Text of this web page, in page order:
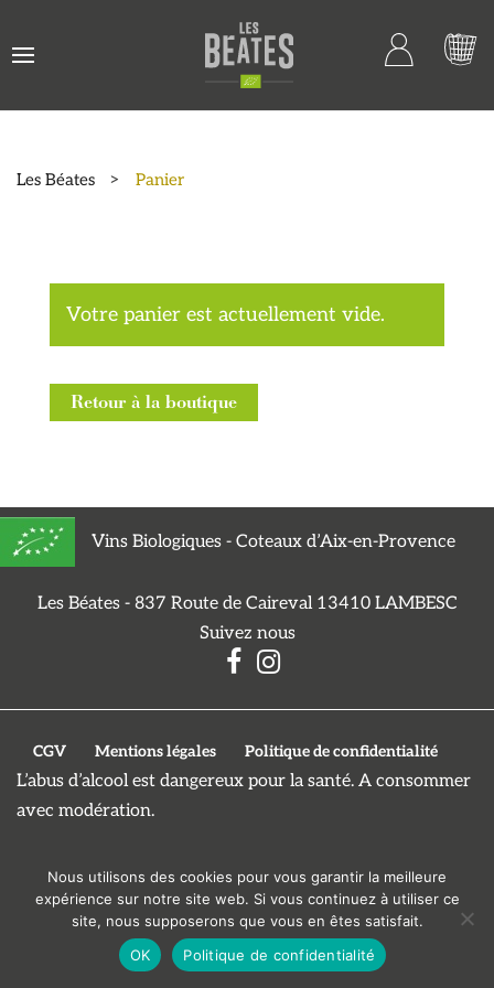
Les Béates > Panier
Votre panier est actuellement vide.
Retour à la boutique
Vins Biologiques - Coteaux d’Aix-en-Provence
Les Béates - 837 Route de Caireval 13410 LAMBESC
Suivez nous
CGV Mentions légales Politique de confidentialité
L’abus d’alcool est dangereux pour la santé. A consommer
avec modération.
Nous utilisons des cookies pour vous garantir la meilleure
expérience sur notre site web. Si vous continuez à utiliser ce
site, nous supposerons que vous en êtes satisfait.
OK
Politique de confidentialité